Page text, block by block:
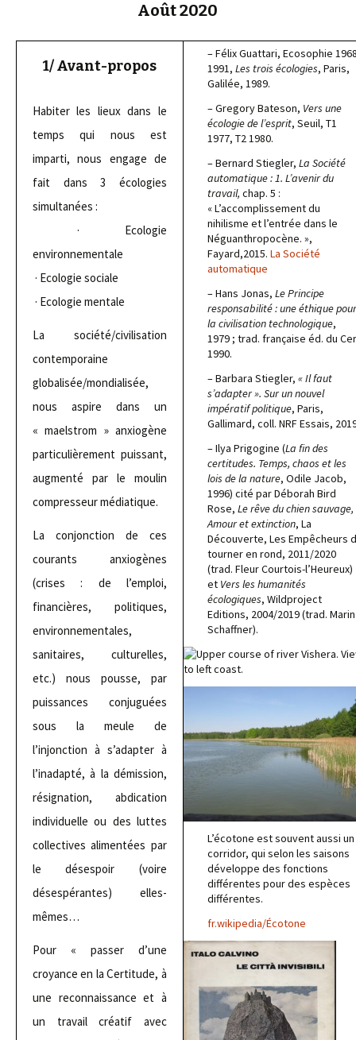
Août 2020
1/ Avant-propos
Habiter les lieux dans le
temps qui nous est
imparti, nous engage de
fait dans 3 écologies
simultanées :
· Ecologie
environnementale
· Ecologie sociale
· Ecologie mentale
La société/civilisation
contemporaine
globalisée/mondialisée,
nous aspire dans un
« maelstrom » anxiogène
particulièrement puissant,
augmenté par le moulin
compresseur médiatique.
La conjonction de ces
courants anxiogènes
(crises : de l’emploi,
financières, politiques,
environnementales,
sanitaires, culturelles,
etc.) nous pousse, par
puissances conjuguées
sous la meule de
l’injonction à s’adapter à
l’inadapté, à la démission,
résignation, abdication
individuelle ou des luttes
collectives alimentées par
le désespoir (voire
désespérantes) elles-
mêmes…
Pour « passer d’une
croyance en la Certitude, à
une reconnaissance et à
un travail créatif avec
– Félix Guattari, Ecosophie
1991, Les trois écologies, Paris,
Galilée, 1989.
– Gregory Bateson, Vers une
écologie de l’esprit, Seuil, T1
1977, T2 1980.
– Bernard Stiegler, La Société
automatique : 1. L’avenir du
travail, chap. 5 :
« L’accomplissement du
nihilisme et l’entrée dans le
Néguanthropocène. »,
Fayard,2015. La Société
automatique
– Hans Jonas, Le Principe
responsabilité : une éthique pour
la civilisation technologique,
1979 ; trad. française éd. du
1990.
– Barbara Stiegler, « Il faut
s’adapter ». Sur un nouvel
impératif politique, Paris,
Gallimard, coll. NRF Essais,
– Ilya Prigogine (La fin des
certitudes. Temps, chaos et les
lois de la nature, Odile Jacob,
1996) cité par Déborah Bird
Rose, Le rêve du chien sauvage,
Amour et extinction, La
Découverte, Les Empêcheurs
tourner en rond, 2011/2020
(trad. Fleur Courtois-l’Heureux)
et Vers les humanités
écologiques, Wildproject
Editions, 2004/2019 (trad. Marin
Schaffner).
L’écotone est souvent aussi un
corridor, qui selon les saisons
développe des fonctions
différentes pour des espèces
différentes.
fr.wikipedia/Écotone